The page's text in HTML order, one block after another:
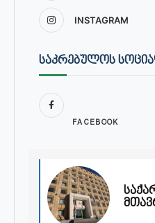
INSTAGRAM
ᲡᲐᲙᲠᲔᲑᲣᲚᲝᲡ
FACEBOOK